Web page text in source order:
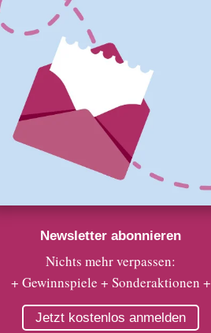
Newsletter abonnieren
Nichts mehr verpassen:
+ Gewinnspiele + Sonderaktionen +
Jetzt kostenlos anmelden